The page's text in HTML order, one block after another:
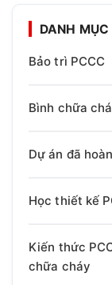
DANH
Bảo trì PCCC
Bình chữa
Dự án đã
Học thiết kế
Kiến thức
chữa cháy